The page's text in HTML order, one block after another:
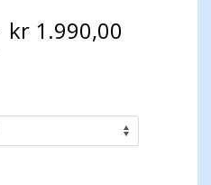
kr 1.990,00